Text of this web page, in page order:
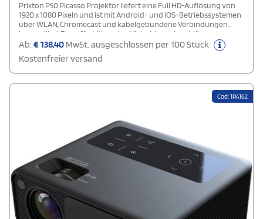
Prixton P50 Picasso Projektor liefert eine Full HD-Auflösung von
1920 x 1080 Pixeln und ist mit Android- und iOS-Betriebssystemen
über WLAN, Chromecast und kabelgebundene Verbindungen
kompatibel. Er verfügt über eine Vielzahl von Anschlüssen,
darunter 2 x HDMI, USB 2.0, TF, Klinkenstecker, AV IN, DC IN und SD-
Kartensteckplatz. Ausgestattet mit einem 5W Lautsprecher, einem
4,45-Zoll-LCD-Bildschirm und manueller vertikaler Korrektur von
+/- 15º sorgt er für ein beeindruckendes Seherlebnis. Der Projektor
unterstützt Bluetooth® 5.0 für Audiowiedergabe und ist mit
Speichergeräten bis zu 1000 GB kompatibel.Mit einer Helligkeit
von 260 ANSI-Lumen und einer Lebensdauer der LED-Lampe von
Das Kontrastverhältnis beträgt 3000:1, bei einem Geräuschpegel
von nur 50 dB. Maximale Leistungsaufnahme 85W. Der Projektor
eignet sich für Filmabende und Präsentationen. Material
Kunststoff. Dimension 26 x 19,8 x 12,3 cm.
Ab:€138,40 MwSt. ausgeschlossen per 100 Stück
Kostenfreier versand
Cod: 1PA162